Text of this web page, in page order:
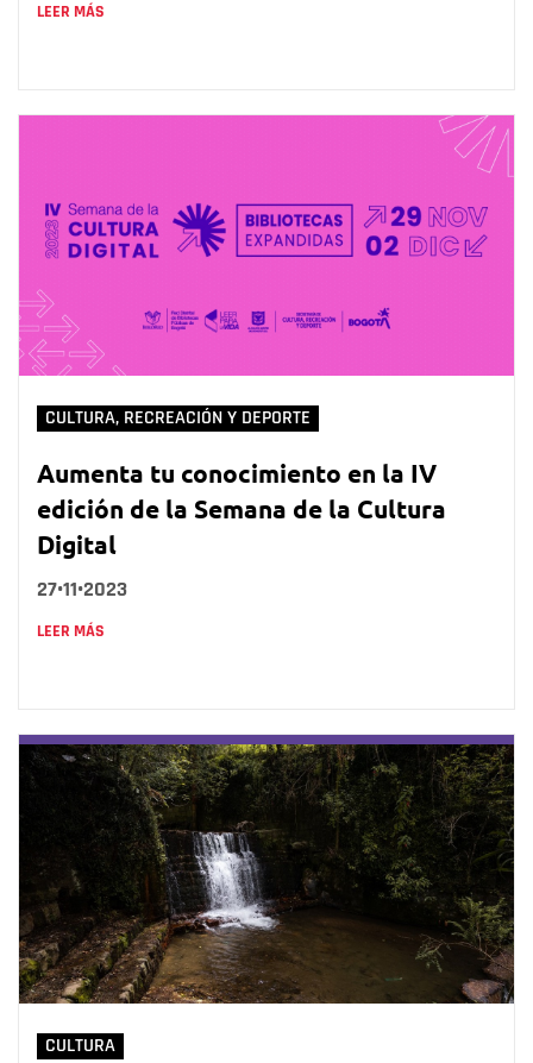
LEER MÁS
CULTURA, RECREACIÓN Y DEPORTE
Aumenta tu conocimiento en la IV
edición de la Semana de la Cultura
Digital
27•11•2023
LEER MÁS
CULTURA